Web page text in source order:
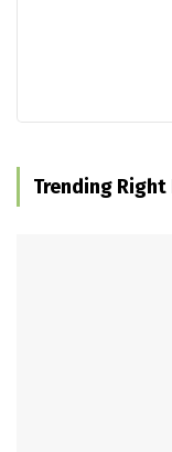
Trending Right